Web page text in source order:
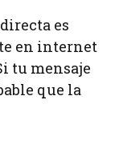
es
en internet
tu mensaje
que la